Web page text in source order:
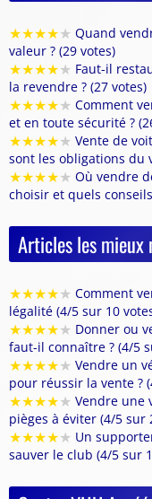
★★★★★ Quand
valeur ? (29 votes)
★★★★★ Faut-il
la revendre ? (27 votes)
★★★★★ Comment
et en toute sécurité ?
★★★★★ Vente de
sont les obligations du
★★★★★ Où vendre
choisir et quels
Articles les mieux
★★★★★ Comment
légalité (4/5 sur 10
★★★★★ Donner ou
faut-il connaître ? (4/5
★★★★★ Vendre un
pour réussir la vente ?
★★★★★ Vendre une
pièges à éviter (4/5 sur
★★★★★ Un
sauver le club (4/5 sur